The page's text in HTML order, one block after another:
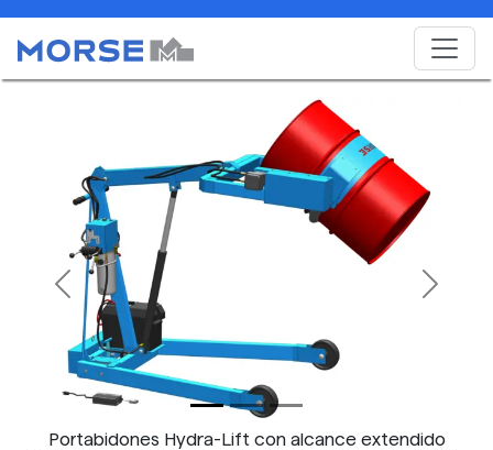
Portabidones Hydra-Lift con alcance extendido
Previous Next